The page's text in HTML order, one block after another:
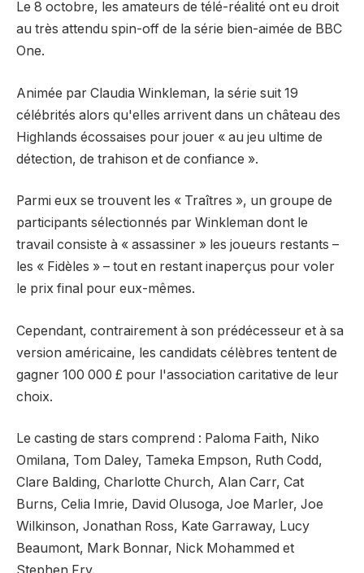
Le 8 octobre, les amateurs de télé-réalité ont eu droit
au très attendu spin-off de la série bien-aimée de BBC
One.
Animée par Claudia Winkleman, la série suit 19
célébrités alors qu'elles arrivent dans un château des
Highlands écossaises pour jouer « au jeu ultime de
détection, de trahison et de confiance ».
Parmi eux se trouvent les « Traîtres », un groupe de
participants sélectionnés par Winkleman dont le
travail consiste à « assassiner » les joueurs restants –
les « Fidèles » – tout en restant inaperçus pour voler
le prix final pour eux-mêmes.
Cependant, contrairement à son prédécesseur et à sa
version américaine, les candidats célèbres tentent de
gagner 100 000 £ pour l'association caritative de leur
choix.
Le casting de stars comprend : Paloma Faith, Niko
Omilana, Tom Daley, Tameka Empson, Ruth Codd,
Clare Balding, Charlotte Church, Alan Carr, Cat
Burns, Celia Imrie, David Olusoga, Joe Marler, Joe
Wilkinson, Jonathan Ross, Kate Garraway, Lucy
Beaumont, Mark Bonnar, Nick Mohammed et